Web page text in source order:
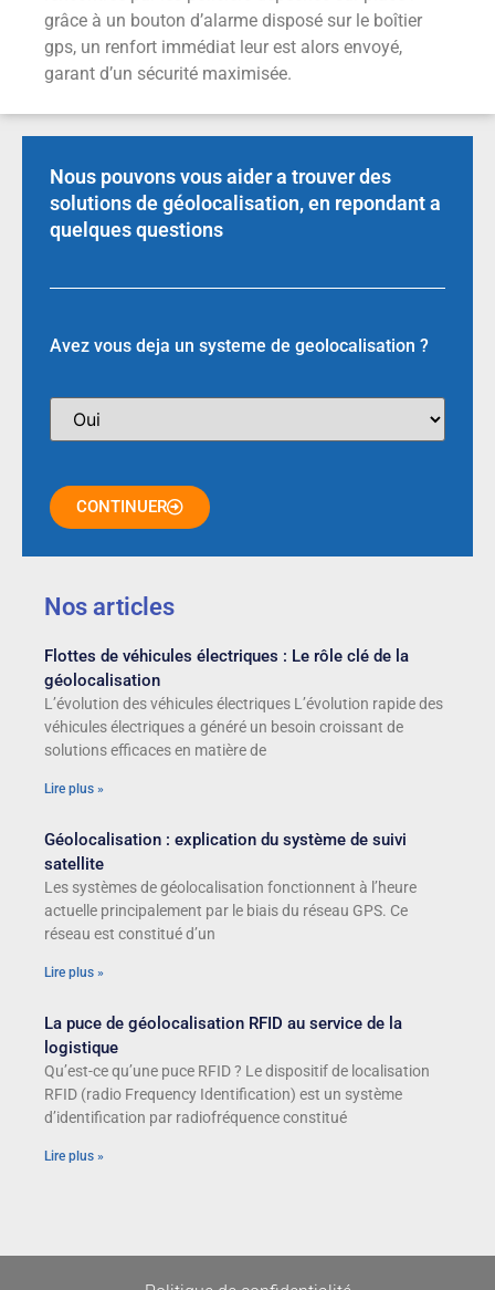
grâce à un bouton d’alarme disposé sur le boîtier
gps, un renfort immédiat leur est alors envoyé,
garant d’un sécurité maximisée.
Nous pouvons vous aider a trouver des
solutions de géolocalisation, en repondant a
quelques questions
Avez vous deja un systeme de geolocalisation ?
CONTINUER
Nos articles
Flottes de véhicules électriques : Le rôle clé de la
géolocalisation
L’évolution des véhicules électriques L’évolution rapide des
véhicules électriques a généré un besoin croissant de
solutions efficaces en matière de
Lire plus »
Géolocalisation : explication du système de suivi
satellite
Les systèmes de géolocalisation fonctionnent à l’heure
actuelle principalement par le biais du réseau GPS. Ce
réseau est constitué d’un
Lire plus »
La puce de géolocalisation RFID au service de la
logistique
Qu’est-ce qu’une puce RFID ? Le dispositif de localisation
RFID (radio Frequency Identification) est un système
d’identification par radiofréquence constitué
Lire plus »